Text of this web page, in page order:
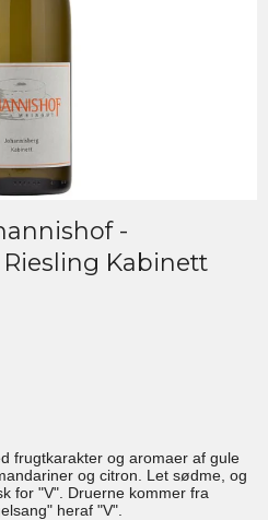
-
Kabinett
frugtkarakter og aromaer af gule
og citron. Let sødme, og
for "V". Druerne kommer fra
heraf "V".